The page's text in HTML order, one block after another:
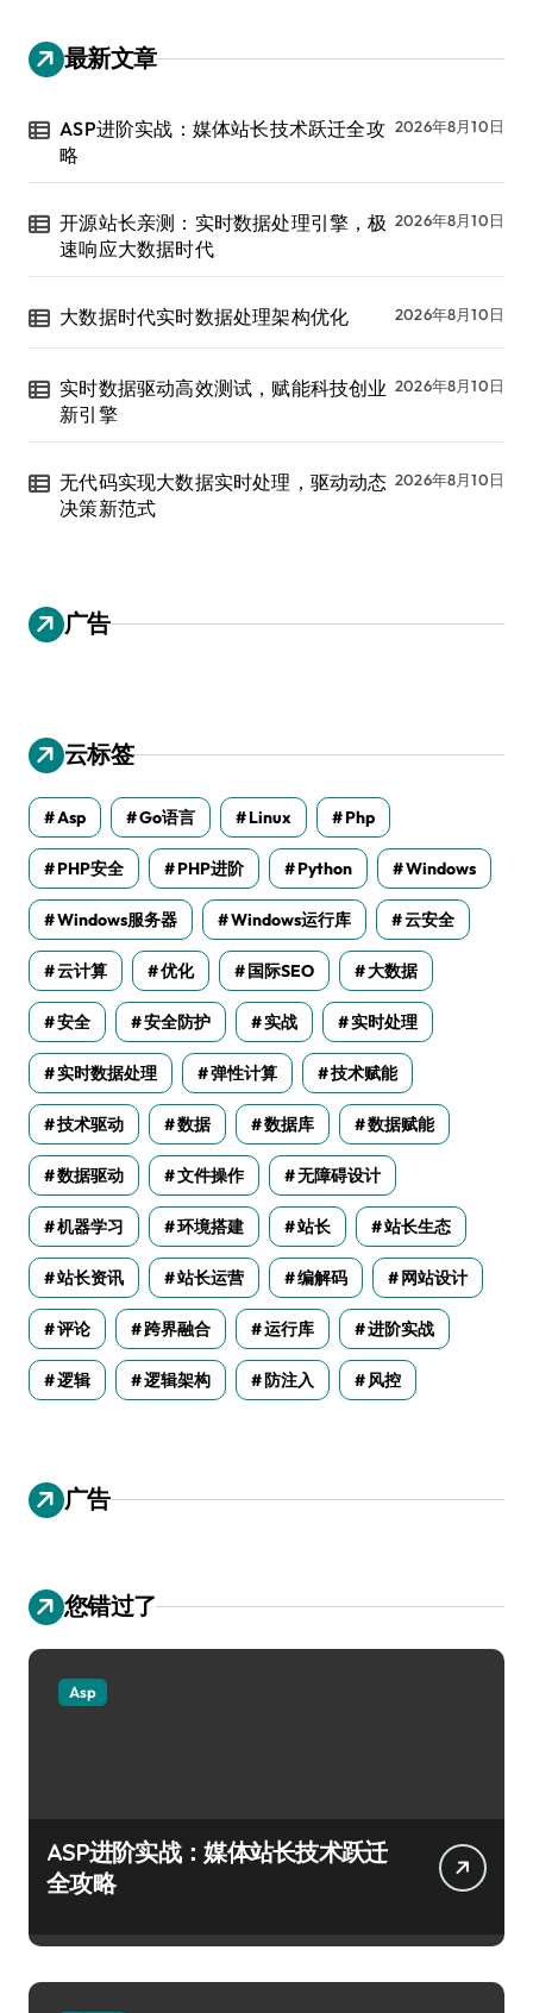
最新文章
ASP进阶实战：媒体站长技术跃迁全攻
略
2026年8月10日
开源站长亲测：实时数据处理引擎，极
速响应大数据时代
2026年8月10日
大数据时代实时数据处理架构优化 2026年8月10日
实时数据驱动高效测试，赋能科技创业
新引擎
2026年8月10日
无代码实现大数据实时处理，驱动动态
决策新范式
2026年8月10日
广告
云标签
Asp Go语言 Linux Php
PHP安全 PHP进阶 Python Windows
Windows服务器 Windows运行库 云安全
云计算 优化 国际SEO 大数据
安全 安全防护 实战 实时处理
实时数据处理 弹性计算 技术赋能
技术驱动 数据 数据库 数据赋能
数据驱动 文件操作 无障碍设计
机器学习 环境搭建 站长 站长生态
站长资讯 站长运营 编解码 网站设计
评论 跨界融合 运行库 进阶实战
逻辑 逻辑架构 防注入 风控
广告
您错过了
Asp
ASP进阶实战：媒体站长技术跃迁
全攻略